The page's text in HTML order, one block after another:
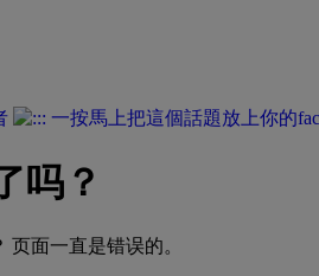
吗？
面一直是错误的。